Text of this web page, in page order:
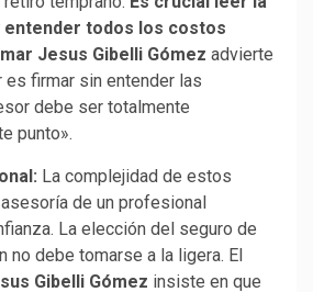
entender todos los costos
Jesus Gibelli Gómez advierte
es firmar sin entender las
debe ser totalmente
punto».
La complejidad de estos
de un profesional
La elección del seguro de
no debe tomarse a la ligera. El
Gibelli Gómez insiste en que